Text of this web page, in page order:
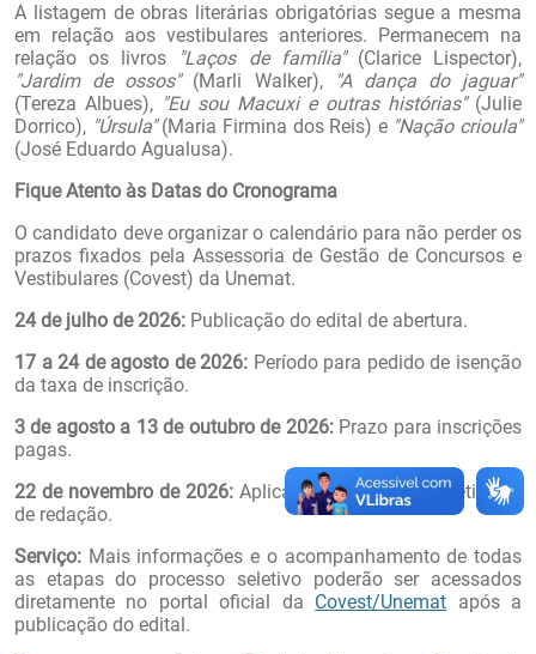
A listagem de obras literárias obrigatórias segue a mesma
em relação aos vestibulares anteriores. Permanecem na
relação os livros
"Laços de família"(Clarice Lispector),
"Jardim de ossos"(Marli Walker),
"A dança do jaguar"
(Tereza Albues), "Eu sou Macuxi e outras histórias"(Julie
Dorrico), "Úrsula"(Maria Firmina dos Reis) e "Nação crioula"
(José Eduardo Agualusa).
Fique Atento às Datas do Cronograma
O candidato deve organizar o calendário para não perder os
prazos fixados pela Assessoria de Gestão de Concursos e
Vestibulares (Covest) da Unemat.
24 de julho de 2026: Publicação do edital de abertura.
17 a 24 de agosto de 2026: Período para pedido de isenção
da taxa de inscrição.
3 de agosto a 13 de outubro de 2026:Prazo para inscrições
pagas.
22 de novembro de 2026: Aplicação das provas objetivas e
de redação.
Serviço: Mais informações e o acompanhamento de todas
as etapas do processo seletivo poderão ser acessados
diretamente no portal oficial da Covest/Unemat após a
publicação do edital.